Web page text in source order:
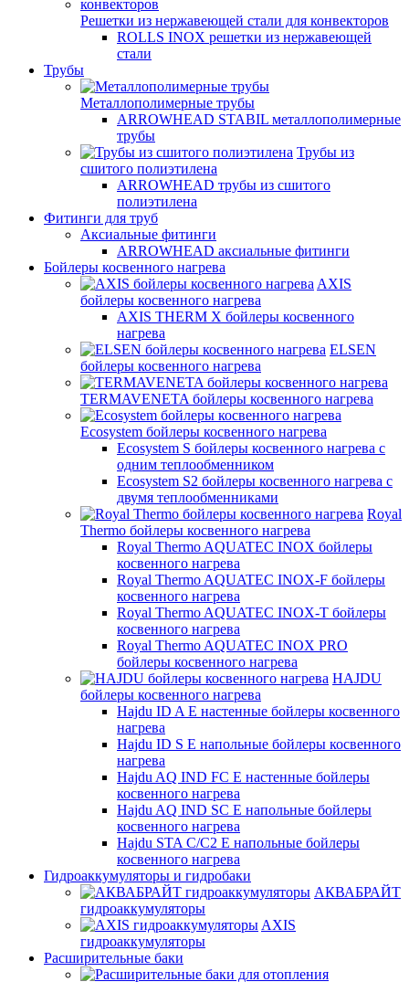
Решетки из нержавеющей стали для конвекторов
ROLLS INOX решетки из нержавеющей
стали
Трубы
Металлополимерные трубы
ARROWHEAD STABIL металлополимерные
трубы
Трубы из
сшитого полиэтилена
ARROWHEAD трубы из сшитого
полиэтилена
Фитинги для труб
Аксиальные фитинги
ARROWHEAD аксиальные фитинги
Бойлеры косвенного нагрева
AXIS
бойлеры косвенного нагрева
AXIS THERM X бойлеры косвенного
нагрева
ELSEN
бойлеры косвенного нагрева
TERMAVENETA бойлеры косвенного нагрева
Ecosystem бойлеры косвенного нагрева
Ecosystem S бойлеры косвенного нагрева с
одним теплообменником
Ecosystem S2 бойлеры косвенного нагрева с
двумя теплообменниками
Royal
Thermo бойлеры косвенного нагрева
Royal Thermo AQUATEC INOX бойлеры
косвенного нагрева
Royal Thermo AQUATEC INOX-F бойлеры
косвенного нагрева
Royal Thermo AQUATEC INOX-T бойлеры
косвенного нагрева
Royal Thermo AQUATEC INOX PRO
бойлеры косвенного нагрева
HAJDU
бойлеры косвенного нагрева
Hajdu ID A E настенные бойлеры косвенного
нагрева
Hajdu ID S E напольные бойлеры косвенного
нагрева
Hajdu AQ IND FC E настенные бойлеры
косвенного нагрева
Hajdu AQ IND SC E напольные бойлеры
косвенного нагрева
Hajdu STA C/C2 E напольные бойлеры
косвенного нагрева
Гидроаккумуляторы и гидробаки
АКВАБРАЙТ
гидроаккумуляторы
AXIS
гидроаккумуляторы
Расширительные баки